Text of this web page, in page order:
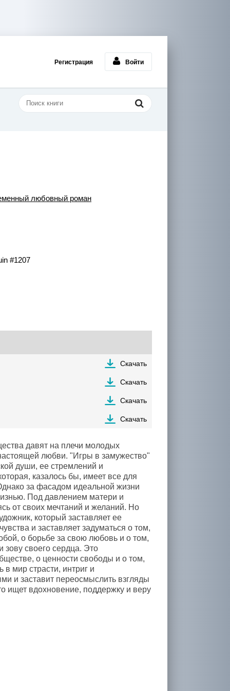
Регистрация Войти
любовный роман
#1207
Скачать
Скачать
Скачать
Скачать
давят на плечи молодых
любви. "Игры в замужество"
души, ее стремлений и
казалось бы, имеет все для
за фасадом идеальной жизни
Под давлением матери и
от своих мечтаний и желаний. Но
который заставляет ее
и заставляет задуматься о том,
о борьбе за свою любовь и о том,
зову своего сердца. Это
о ценности свободы и о том,
в мир страсти, интриг и
и заставит переосмыслить взгляды
ищет вдохновение, поддержку и веру